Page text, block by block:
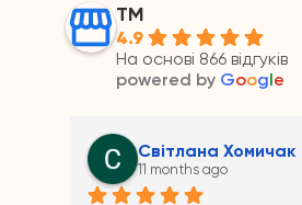
ТМ
4.9
На основі 866 відгуків
powered by Google
Андрій Прайс
11 months ago